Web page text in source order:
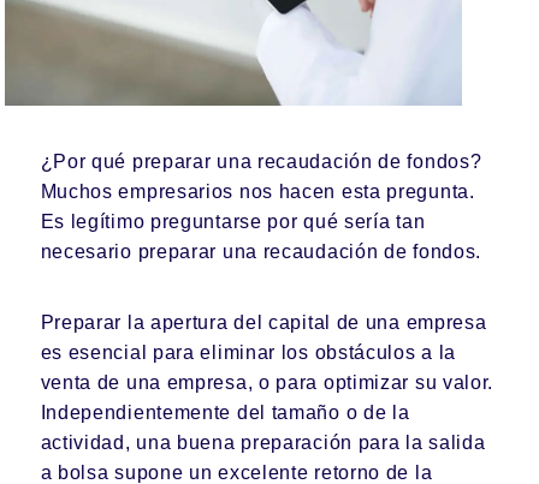
¿Por qué preparar una recaudación de fondos?
Muchos empresarios nos hacen esta pregunta.
Es legítimo preguntarse por qué sería tan
necesario preparar una recaudación de fondos.
Preparar la apertura del capital de una empresa
es esencial para eliminar los obstáculos a la
venta de una empresa, o para optimizar su valor.
Independientemente del tamaño o de la
actividad, una buena preparación para la salida
a bolsa supone un excelente retorno de la